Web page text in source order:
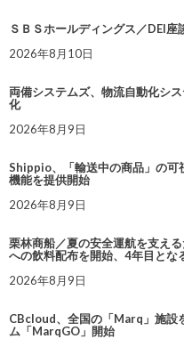
ＳＢＳホールディングス／DEI座
2026年8月10日
両備システムズ、物流自動化シ
化
2026年8月9日
Shippio、「輸送中の商品」の
機能を提供開始
2026年8月9日
栗林商船／夏の安全運航を支え
への飲料配布を開始、4年目とな
2026年8月9日
CBcloud、全国の「Marq」施設
ム「MarqGO」開始